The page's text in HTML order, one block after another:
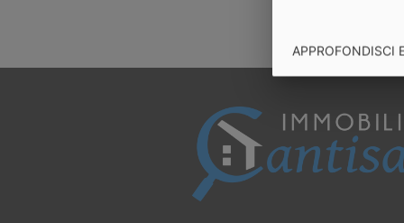
APPROFONDISCI